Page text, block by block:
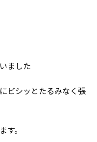
ました
ビシッとたるみなく張
。